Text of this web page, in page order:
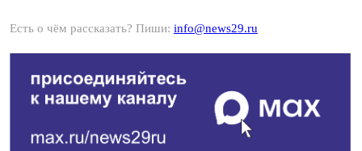
Есть о чём рассказать? Пиши: info@news29.ru